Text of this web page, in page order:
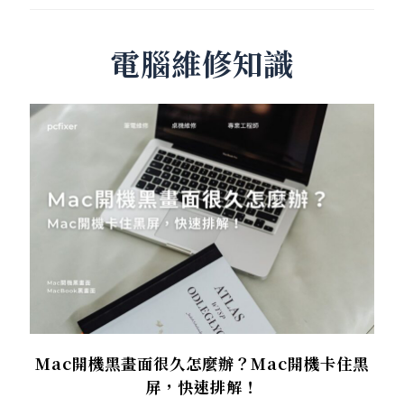
電腦維修知識
Mac開機黑畫面很久怎麼辦？Mac開機卡住黑
屏，快速排解！